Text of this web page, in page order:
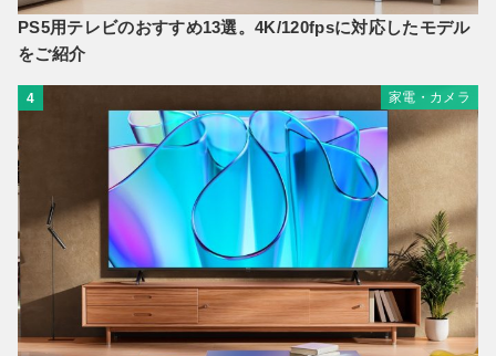
PS5用テレビのおすすめ13選。4K/120fpsに対応したモデル
をご紹介
4 家電・カメラ